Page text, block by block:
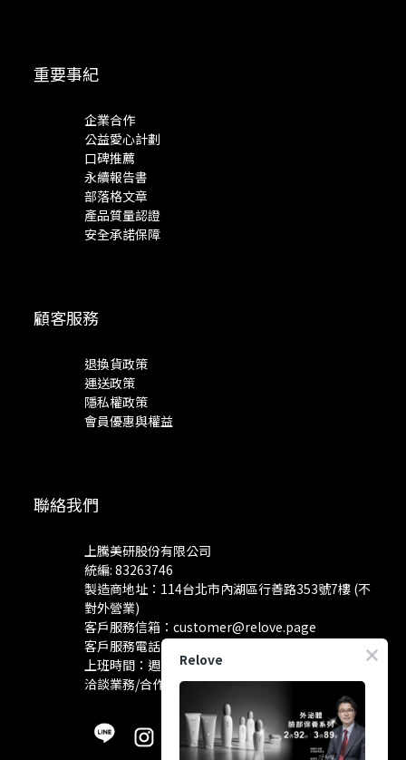
重要事紀
企業合作
公益愛心計劃
口碑推薦
永續報告書
部落格文章
產品質量認證
安全承諾保障
顧客服務
退換貨政策
運送政策
隱私權政策
會員優惠與權益
聯絡我們
上騰美研股份有限公司
統編: 83263746
製造商地址：114台北市內湖區行善路353號7樓 (不
對外營業)
客戶服務信箱： customer@relove.page
客戶服務電話：
上班時間：週一至週五 10:30~18:30
洽談業務/合作資訊：pr@relove.page
Relove